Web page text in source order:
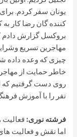
کننده گان رضا کار به
بروکسل گزارش دادم
مهاجرین تسریع
چیزی که وعده داده
خاطر حمایت از
روی دست گرفتیم که
نفر را با آموزش
فرشته نوری: فعالیت
اما نقش و فعالیت